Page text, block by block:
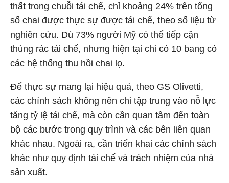
thất trong chuỗi tái chế, chỉ khoảng 24% trên tổng
số chai được thực sự được tái chế, theo số liệu từ
nghiên cứu. Dù 73% người Mỹ có thể tiếp cận
thùng rác tái chế, nhưng hiện tại chỉ có 10 bang có
các hệ thống thu hồi chai lọ.
Để thực sự mang lại hiệu quả, theo GS Olivetti,
các chính sách không nên chỉ tập trung vào nỗ lực
tăng tỷ lệ tái chế, mà còn cần quan tâm đến toàn
bộ các bước trong quy trình và các bên liên quan
khác nhau. Ngoài ra, cần triển khai các chính sách
khác như quy định tái chế và trách nhiệm của nhà
sản xuất.